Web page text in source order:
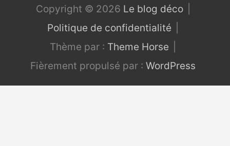
Copyright © 2026 Le blog déco
Politique de confidentialité
Thème par : Theme Horse
Fièrement propulsé par : WordPress